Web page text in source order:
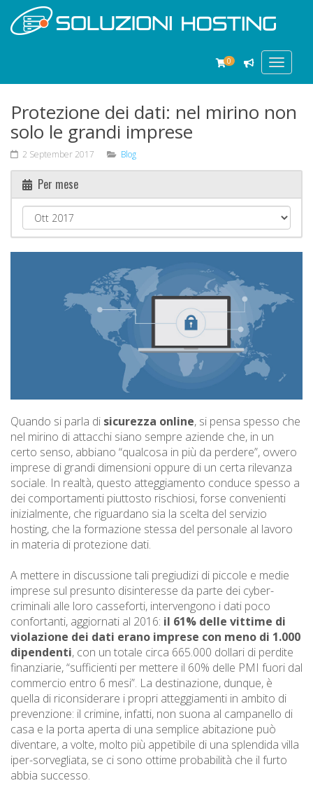
Toggle
0
Protezione dei dati: nel mirino non
solo le grandi imprese
2 September 2017 Blog
Per mese
Quando si parla di sicurezza online, si pensa spesso che
nel mirino di attacchi siano sempre aziende che, in un
certo senso, abbiano “qualcosa in più da perdere”, ovvero
imprese di grandi dimensioni oppure di un certa rilevanza
sociale. In realtà, questo atteggiamento conduce spesso a
dei comportamenti piuttosto rischiosi, forse convenienti
inizialmente, che riguardano sia la scelta del servizio
hosting, che la formazione stessa del personale al lavoro
in materia di protezione dati.
A mettere in discussione tali pregiudizi di piccole e medie
imprese sul presunto disinteresse da parte dei cyber-
criminali alle loro casseforti, intervengono i dati poco
confortanti, aggiornati al 2016: il 61% delle vittime di
violazione dei dati erano imprese con meno di 1.000
dipendenti, con un totale circa 665.000 dollari di perdite
finanziarie, “sufficienti per mettere il 60% delle PMI fuori dal
commercio entro 6 mesi”. La destinazione, dunque, è
quella di riconsiderare i propri atteggiamenti in ambito di
prevenzione: il crimine, infatti, non suona al campanello di
casa e la porta aperta di una semplice abitazione può
diventare, a volte, molto più appetibile di una splendida villa
iper-sorvegliata, se ci sono ottime probabilità che il furto
abbia successo.